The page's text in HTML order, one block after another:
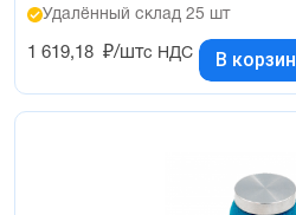
Удалённый склад 25 шт
1 619,18 ₽/штс НДС В